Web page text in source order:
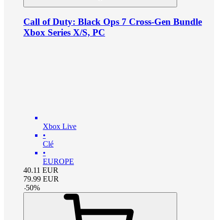
Call of Duty: Black Ops 7 Cross-Gen Bundle
Xbox Series X/S, PC
Xbox Live
•
Clé
•
EUROPE
40.11 EUR
79.99 EUR
-50%